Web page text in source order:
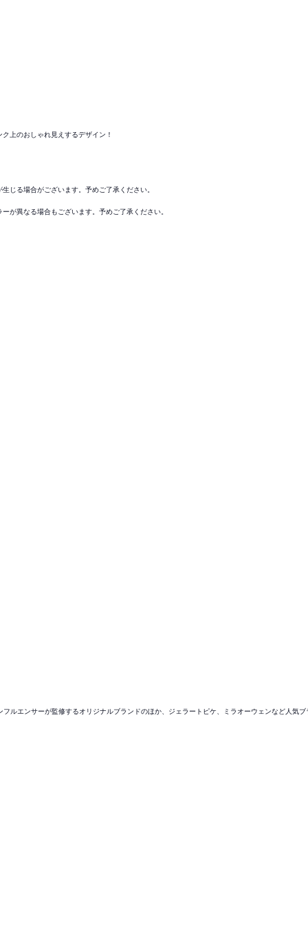
上のおしゃれ見えするデザイン！
じる場合がございます。予めご了承ください。
が異なる場合もございます。予めご了承ください。
ルエンサーが監修するオリジナルブランドのほか、ジェラートピケ、ミラオーウェンなど人気ブ